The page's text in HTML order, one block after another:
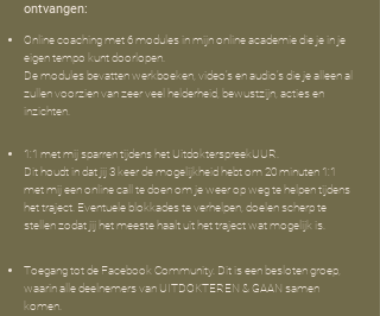
ontvangen:
Online coaching met 6 modules in mijn online academie die je in je
eigen tempo kunt doorlopen.
De modules bevatten werkboeken, video’s en audio’s die je alleen al
zullen voorzien van zeer veel helderheid, bewustzijn, acties en
inzichten.
1:1 met mij sparren tijdens het UitdokterspreekUUR.
Dit houdt in dat jij 3 keer de mogelijkheid hebt om 20 minuten 1:1
met mij een online call te doen om je weer op weg te helpen tijdens
het traject. Eventuele blokkades te verhelpen, doelen scherp te
stellen zodat jij het meeste haalt uit het traject wat mogelijk is.
Toegang tot de Facebook Community. Dit is een besloten groep,
waarin alle deelnemers van UITDOKTEREN & GAAN samen
komen.